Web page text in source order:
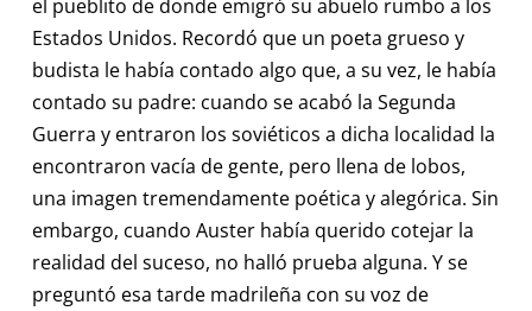
el pueblito de donde emigró su abuelo rumbo a los
Estados Unidos. Recordó que un poeta grueso y
budista le había contado algo que, a su vez, le había
contado su padre: cuando se acabó la Segunda
Guerra y entraron los soviéticos a dicha localidad la
encontraron vacía de gente, pero llena de lobos,
una imagen tremendamente poética y alegórica. Sin
embargo, cuando Auster había querido cotejar la
realidad del suceso, no halló prueba alguna. Y se
preguntó esa tarde madrileña con su voz de